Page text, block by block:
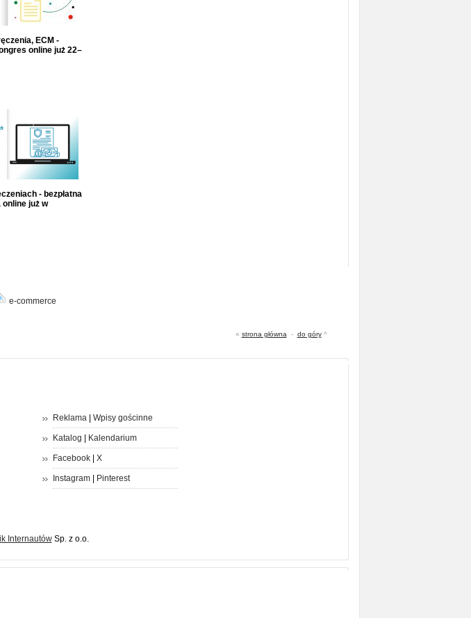
ECM -
online już 22–
- bezpłatna
już w
e-commerce
« strona główna - do góry^
Reklama| Wpisy gościnne
Katalog Kalendarium
Facebook| X
Instagram| Pinterest
InternautówSp. z o.o.